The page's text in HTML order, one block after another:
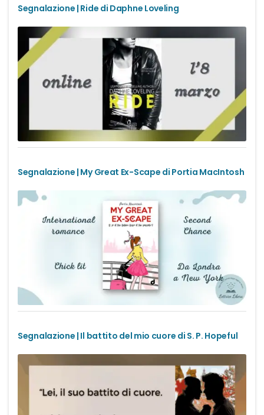
New adult
Office romance
Paranormal romance
Police Romance
QLGBT romance
Romance Contemporanei
Romance Distopici
Romance StoricI
Romance vittoriani
Romance Regency
Royal romance
Second-Chance romance
Segnalazione | Ride di Daphne Loveling
Segnalazione | My Great Ex-Scape di Portia MacIntosh
Segnalazione | Il battito del mio cuore di S. P. Hopeful